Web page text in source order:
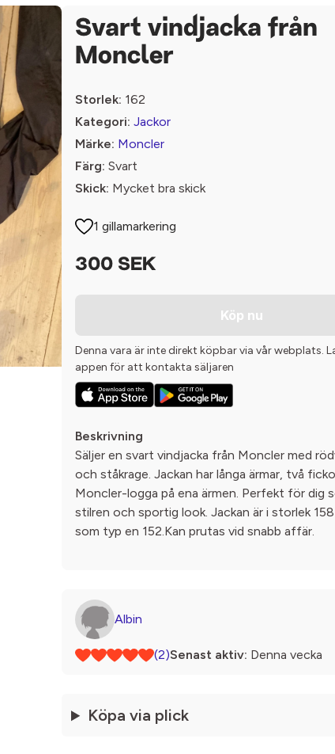
Svart vindjacka från
Moncler
Storlek: 162
Kategori: Jackor
Märke: Moncler
Färg: Svart
Skick: Mycket bra skick
1 gillamarkering
300 SEK
Köp nu
Denna vara är inte direkt köpbar via vår webplats.
appen för att kontakta säljaren
Beskrivning
Säljer en svart vindjacka från Moncler med
och ståkrage. Jackan har långa ärmar, två
Moncler-logga på ena ärmen. Perfekt för dig
stilren och sportig look. Jackan är i storlek
som typ en 152.Kan prutas vid snabb affär.
Albin
(2)Senast aktiv: Denna vecka
Köpa via plick